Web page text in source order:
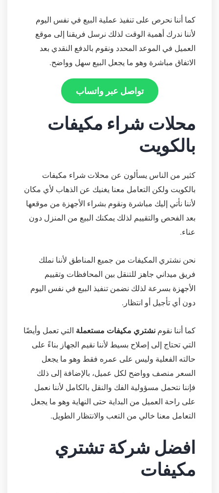
كما أننا نحرص على تنفيذ عملية البيع في نفس اليوم
لأننا ندرك أهمية الوقت لذلك نرسل فريقنا إلى موقع
العميل في الموعد المحدد ونقوم بالدفع النقدي بعد
الاتفاق مباشرة وهو ما يجعل البيع سهل وواضح.
تواصل عبر واتساب
محلات شراء مكيفات
بالكويت
كثير من الناس يسألون عن محلات شراء مكيفات
بالكويت ولكن التعامل معنا يغنيك عن الذهاب لأي مكان
لأننا نأتي إليك مباشرة ونقوم بشراء الأجهزة من موقعها
بعد الفحص والتقييم لذلك يمكنك البيع من المنزل دون
عناء.
نحن نشتري المكيفات من جميع المناطق لأننا نملك
فريق ميداني جاهز للتنقل بين المحافظات وتقييم
الأجهزة بسرعة لذلك نضمن تنفيذ البيع في نفس اليوم
دون أي تأجيل أو انتظار.
كما أننا نقوم نشتري مكيفات مستعملة التي تعمل وأيضًا
التي تحتاج إلى إصلاح بسيط لأننا نقيم الجهاز بناءً على
حالته الفعلية وليس على عمره فقط وهو ما يجعل
السعر منصف وواضح لكل عميل، بالإضافة إلى ذلك
فإننا نتحمل مسؤولية الفك والنقل بالكامل لأننا نعمل
على راحة العميل من البداية حتى النهاية وهو ما يجعل
التعامل معنا خالي من التعب والانتظار الطويل.
افضل شركة تشتري
مكيفات